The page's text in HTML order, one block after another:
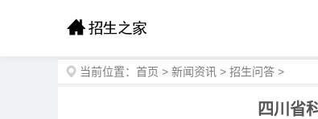
当前位置： 首页 > 新闻资讯 > 招生问答 >
四川省